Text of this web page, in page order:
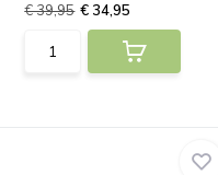
€ 39,95 € 34,95